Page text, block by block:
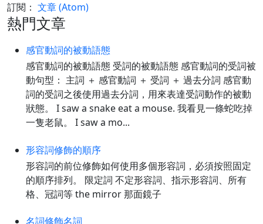
訂閱： 文章 (Atom)
熱門文章
感官動詞的被動語態
感官動詞的被動語態 受詞的被動語態 感官動詞的受詞被
動句型： 主詞 ＋ 感官動詞 ＋ 受詞 ＋ 過去分詞 感官動
詞的受詞之後使用過去分詞，用來表達受詞動作的被動
狀態。 I saw a snake eat a mouse. 我看見一條蛇吃掉
一隻老鼠。 I saw a mo...
形容詞修飾的順序
形容詞的前位修飾如何使用多個形容詞，必須按照固定
的順序排列。 限定詞 不定形容詞、指示形容詞、所有
格、冠詞等 the mirror 那面鏡子
名詞修飾名詞